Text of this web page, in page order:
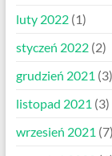
luty 2022(1)
styczeń 2022(2)
grudzień 2021 (3)
listopad 2021 (3)
wrzesień 2021 (7)